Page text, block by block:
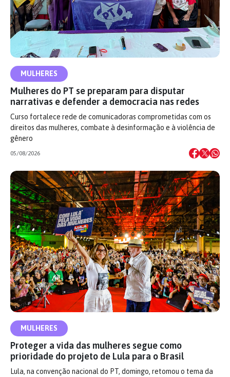
MULHERES
Mulheres do PT se preparam para disputar
narrativas e defender a democracia nas redes
Curso fortalece rede de comunicadoras comprometidas com os
direitos das mulheres, combate à desinformação e à violência de
gênero
05/08/2026
MULHERES
Proteger a vida das mulheres segue como
prioridade do projeto de Lula para o Brasil
Lula, na convenção nacional do PT, domingo, retomou o tema da